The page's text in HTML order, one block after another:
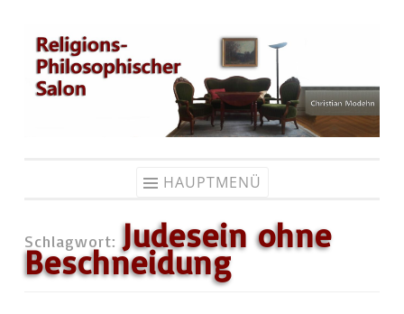
Zum
Inhalt
springen
HAUPTMENÜ
Schlagwort: Judesein ohne
Beschneidung